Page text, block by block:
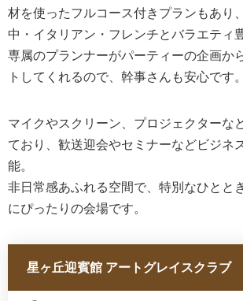
材を使ったフルコース付きプランもあり
中・イタリアン・フレンチとバラエティ
専属のプランナーがパーティーの企画か
トしてくれるので、幹事さんも安心です。
マイクやスクリーン、プロジェクターな
ており、歓送迎会やセミナーなどビジネ
能。
非日常感あふれる空間で、特別なひとと
にぴったりの会場です。
星ヶ丘迎賓館 アートグレイスクラブ